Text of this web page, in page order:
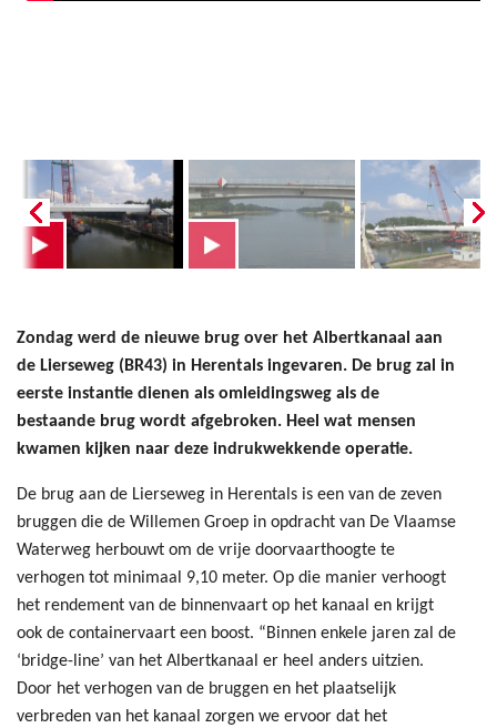
Zondag werd de nieuwe brug over het Albertkanaal aan
de Lierseweg (BR43) in Herentals ingevaren. De brug zal in
eerste instantie dienen als omleidingsweg als de
bestaande brug wordt afgebroken. Heel wat mensen
kwamen kijken naar deze indrukwekkende operatie.
De brug aan de Lierseweg in Herentals is een van de zeven
bruggen die de Willemen Groep in opdracht van De Vlaamse
Waterweg herbouwt om de vrije doorvaarthoogte te
verhogen tot minimaal 9,10 meter. Op die manier verhoogt
het rendement van de binnenvaart op het kanaal en krijgt
ook de containervaart een boost. “Binnen enkele jaren zal de
‘bridge-line’ van het Albertkanaal er heel anders uitzien.
Door het verhogen van de bruggen en het plaatselijk
verbreden van het kanaal zorgen we ervoor dat het